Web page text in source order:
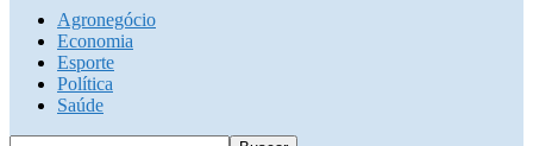
Agronegócio
Economia
Esporte
Política
Saúde